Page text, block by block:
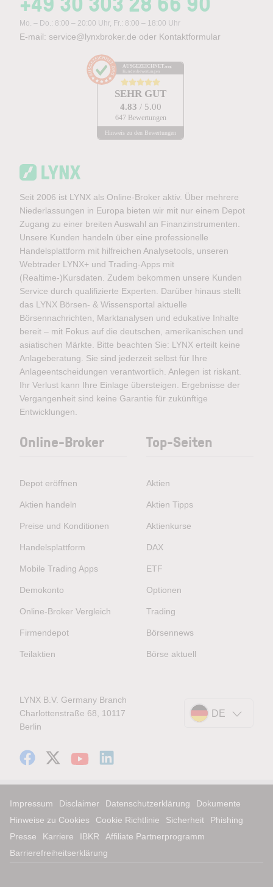
Mo. – Do.: 8:00 – 20:00 Uhr, Fr.: 8:00 – 18:00 Uhr
E-mail: service@lynxbroker.de oder Kontaktformular
AUSGEZEICHNET .org
Kundenbewertungen
SEHR GUT
4.83 / 5.00
647 Bewertungen
Hinweis zu den Bewertungen
Seit 2006 ist LYNX als Online-Broker aktiv. Über mehrere
Niederlassungen in Europa bieten wir mit nur einem Depot
Zugang zu einer breiten Auswahl an Finanzinstrumenten.
Unsere Kunden handeln über eine professionelle
Handelsplattform mit hilfreichen Analysetools, unseren
Webtrader LYNX+ und Trading-Apps mit
(Realtime-)Kursdaten. Zudem bekommen unsere Kunden
Service durch qualifizierte Experten. Darüber hinaus stellt
das LYNX Börsen- & Wissensportal aktuelle
Börsennachrichten, Marktanalysen und edukative Inhalte
bereit – mit Fokus auf die deutschen, amerikanischen und
asiatischen Märkte. Bitte beachten Sie: LYNX erteilt keine
Anlageberatung. Sie sind jederzeit selbst für Ihre
Anlageentscheidungen verantwortlich. Anlegen ist riskant.
Ihr Verlust kann Ihre Einlage übersteigen. Ergebnisse der
Vergangenheit sind keine Garantie für zukünftige
Entwicklungen.
Online-Broker
Depot eröffnen
Aktien handeln
Preise und Konditionen
Handelsplattform
Mobile Trading Apps
Demokonto
Online-Broker Vergleich
Firmendepot
Teilaktien
Top-Seiten
Aktien
Aktien Tipps
Aktienkurse
DAX
ETF
Optionen
Trading
Börsennews
Börse aktuell
LYNX B.V. Germany Branch
Charlottenstraße 68, 10117
Berlin
DE
Impressum Disclaimer Datenschutzerklärung
Dokumente
Hinweise zu Cookies
Cookie Richtlinie Sicherheit
Phishing
Presse
Karriere IBKR
Affiliate Partnerprogramm
Barrierefreiheitserklärung